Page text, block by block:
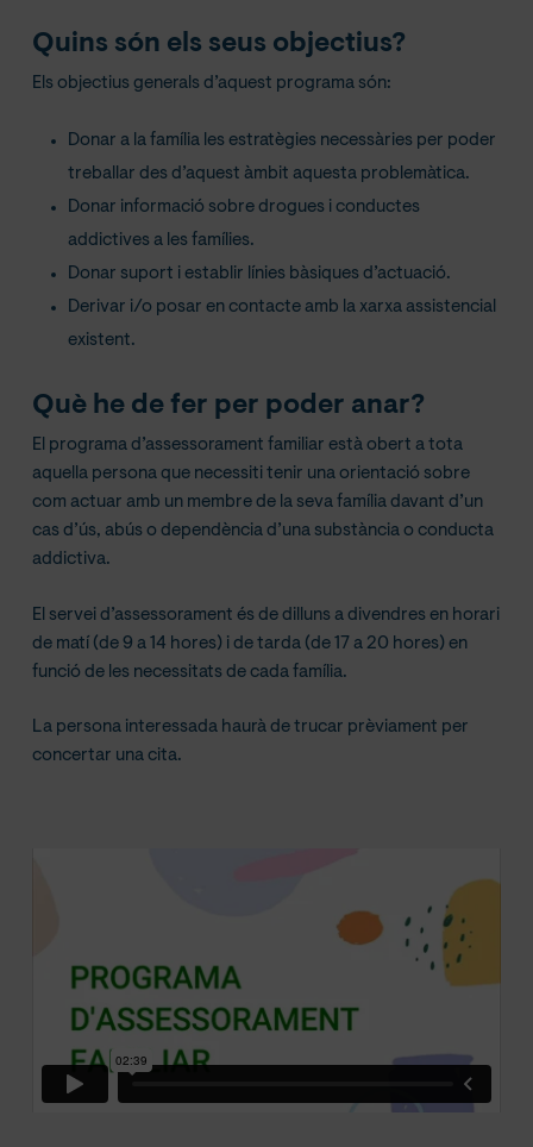
Quins són els seus objectius?
Els objectius generals d’aquest programa són:
Donar a la família les estratègies necessàries per poder
treballar des d’aquest àmbit aquesta problemàtica.
Donar informació sobre drogues i conductes
addictives a les famílies.
Donar suport i establir línies bàsiques d’actuació.
Derivar i/o posar en contacte amb la xarxa assistencial
existent.
Què he de fer per poder anar?
El programa d’assessorament familiar està obert a tota
aquella persona que necessiti tenir una orientació sobre
com actuar amb un membre de la seva família davant d’un
cas d’ús, abús o dependència d’una substància o conducta
addictiva.
El servei d’assessorament és de dilluns a divendres en horari
de matí (de 9 a 14 hores) i de tarda (de 17 a 20 hores) en
funció de les necessitats de cada família.
La persona interessada haurà de trucar prèviament per
concertar una cita.